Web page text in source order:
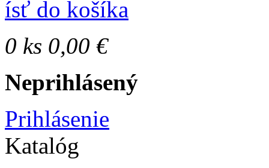
ísť do košíka
0 ks 0,00 €
Neprihlásený
Prihlásenie
Katalóg